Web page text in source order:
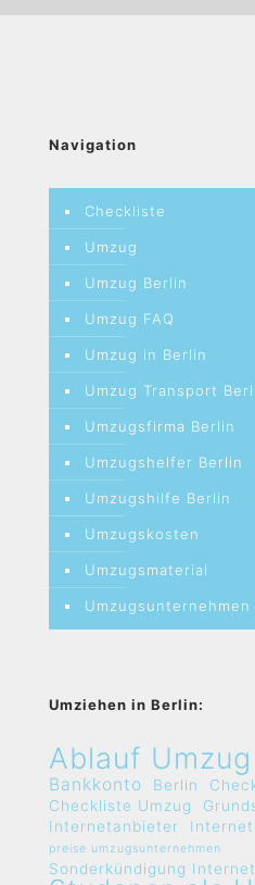
Navigation
Checkliste
Umzug
Umzug Berlin
Umzug FAQ
Umzug in Berlin
Umzug Transport
Umzugsfirma Berlin
Umzugshelfer Berlin
Umzugshilfe Berlin
Umzugskosten
Umzugsmaterial
Umzugsunternehmen
Umziehen in Berlin:
Ablauf Umzug
Bankkonto
Berlin
Checkliste Umzug
Internetanbieter
Internet
preise umzugsunternehmen
Sonderkündigung